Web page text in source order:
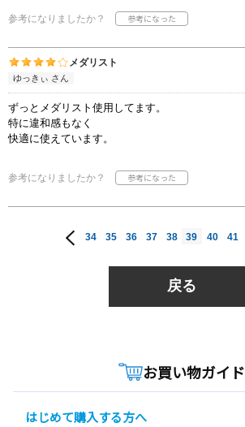
参考になりましたか？
メダリスト
ゆっきぃ さん
ずっとメダリスト使用してます。
特に違和感もなく
快適に使えています。
参考になりましたか？
34 35 36 37 38 39 40 41
戻る
お買い物ガイド
はじめて購入する方へ